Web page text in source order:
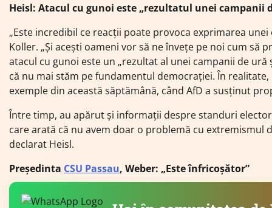
Heisl: Atacul cu gunoi este „rezultatul unei campanii
„Este incredibil ce reacții poate provoca exprimarea
Koller. „Și acești oameni vor să ne învețe pe noi cum să
atacul cu gunoi este un „rezultat al unei campanii de
că nu mai stăm pe fundamentul democrației. În
exemple din această săptămână, când AfD a susținut
Între timp, au apărut și informații despre standuri
care arată că nu avem doar o problemă cu extremismul
declarat Heisl.
Președinta CSU Passau, Weber: „Este înfricoșător”